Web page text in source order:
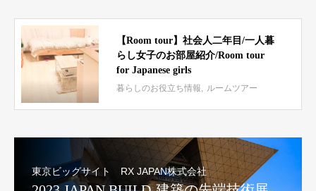
【Room tour】社会人二年目/一人暮
らし女子のお部屋紹介/Room tour
for Japanese girls
暮らしのお役立ち情報 ルームツアー
東京ビッグサイト RX JAPAN株式会社